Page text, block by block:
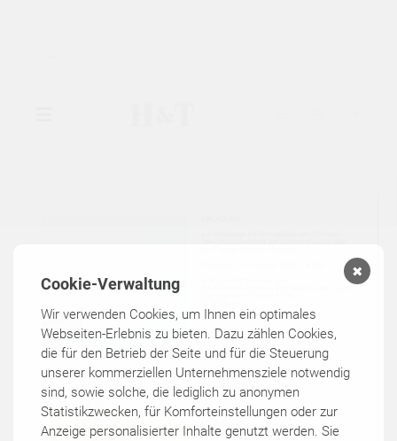
KÜNSTLER
KATALOGE
KONTAKT
Cookie-Verwaltung
Wir verwenden Cookies, um Ihnen ein optimales
Webseiten-Erlebnis zu bieten. Dazu zählen Cookies,
die für den Betrieb der Seite und für die Steuerung
unserer kommerziellen Unternehmensziele notwendig
sind, sowie solche, die lediglich zu anonymen
Statistikzwecken, für Komforteinstellungen oder zur
Anzeige personalisierter Inhalte genutzt werden. Sie
✖